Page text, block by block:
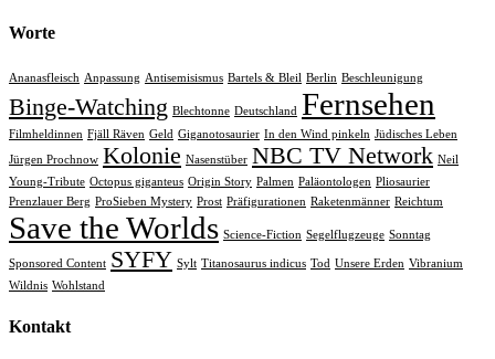
Worte
Ananasfleisch Anpassung Antisemisismus Bartels & Bleil Berlin Beschleunigung
Binge-Watching Blechtonne Deutschland Fernsehen
Filmheldinnen Fjäll Räven Geld Giganotosaurier In den Wind pinkeln Jüdisches Leben
Jürgen Prochnow Kolonie Nasenstüber NBC TV Network Neil
Young-Tribute Octopus giganteus Origin Story Palmen Paläontologen Pliosaurier
Prenzlauer Berg ProSieben Mystery Prost Präfigurationen Raketenmänner Reichtum
Save the Worlds Science-Fiction Segelflugzeuge Sonntag
Sponsored Content SYFY Sylt Titanosaurus indicus Tod Unsere Erden Vibranium
Wildnis Wohlstand
Kontakt